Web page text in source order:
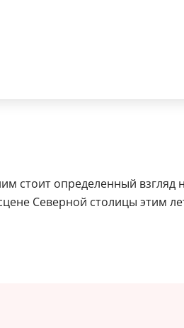
стоит определенный взгляд
Северной столицы этим